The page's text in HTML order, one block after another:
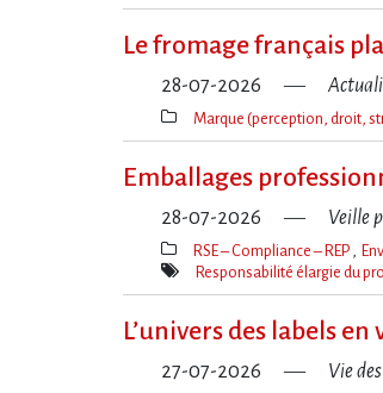
Thèmes(s)
Le fromage français
28-07-2026
Thèmes(s)
Marque (perception, droit,
Emballages
28-07-2026 Veille
Thèmes(s)
RSE – Compliance – REP
Mot(s)-
Responsabilité élargie du
L’univers des labels
27-07-2026 Vie